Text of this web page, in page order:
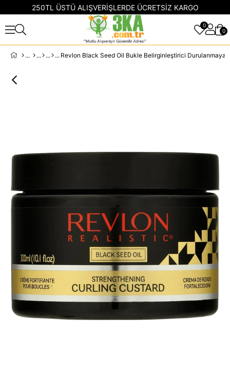
250TL ÜSTÜ ALIŞVERİŞLERDE ÜCRETSİZ KARGO
0
0